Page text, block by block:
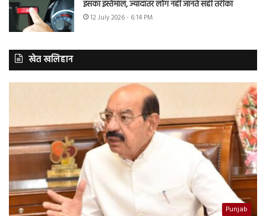
इसका इस्तेमाल, ज्यादातर लोग नहीं जानते सही तरीका
12 July 2026 - 6:14 PM
खेत खलिहान
Punjab